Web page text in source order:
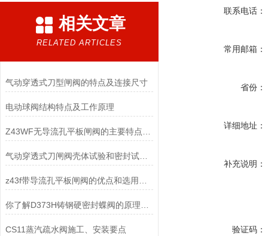
相关文章
RELATED ARTICLES
气动穿透式刀型闸阀的特点及连接尺寸
电动球阀结构特点及工作原理
气动穿透式刀闸阀壳体试验和密封试验分析
CS11蒸汽疏水阀施工、安装要点
联系电话：
常用邮箱：
省份：
详细地址：
补充说明：
验证码：